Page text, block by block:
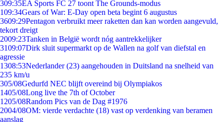
309:35EA Sports FC 27 toont The Grounds-modus
109:34Gears of War: E-Day open beta begint 6 augustus
3609:29Pentagon verbruikt meer raketten dan kan worden aangevuld,
tekort dreigt
2009:23Tanken in België wordt nóg aantrekkelijker
3109:07Dirk sluit supermarkt op de Wallen na golf van diefstal en
agressie
1308:53Nederlander (23) aangehouden in Duitsland na snelheid van
235 km/u
305/08Gedurfd NEC blijft overeind bij Olympiakos
1405/08Long live the 7th of October
1205/08Random Pics van de Dag #1976
2004/08OM: vierde verdachte (18) vast op verdenking van beramen
aanslag